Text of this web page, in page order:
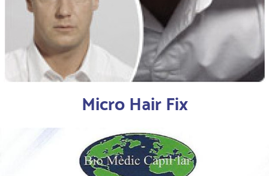
Micro Hair Fix